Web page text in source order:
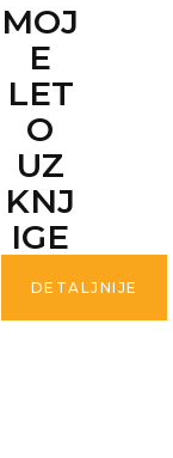
MOJ
E
LET
O
UZ
KNJ
IGE
DETALJNIJE